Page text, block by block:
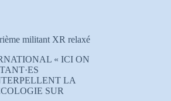
militant XR relaxé
« ICI ON
LA
SUR